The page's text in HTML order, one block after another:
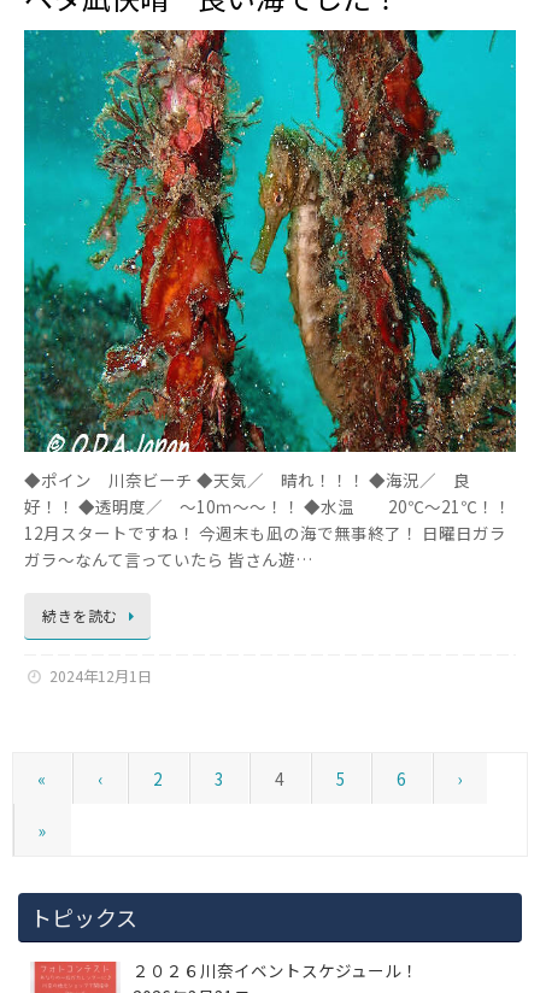
◆ポイン 川奈ビーチ ◆天気／ 晴れ！！！ ◆海況／ 良
好！！ ◆透明度／ ～10ｍ～～！！ ◆水温 20℃～21℃！！
12月スタートですね！ 今週末も凪の海で無事終了！ 日曜日ガラ
ガラ～なんて言っていたら 皆さん遊…
続きを読む
2024年12月1日
« ‹ 2 3 4 5 6 ›
»
トピックス
２０２６川奈イベントスケジュール！